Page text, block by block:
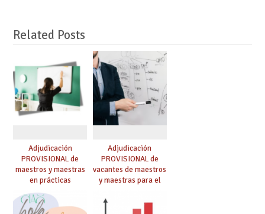
Related Posts
Adjudicación
PROVISIONAL de
maestros y maestras
en prácticas
Adjudicación
PROVISIONAL de
vacantes de maestros
y maestras para el